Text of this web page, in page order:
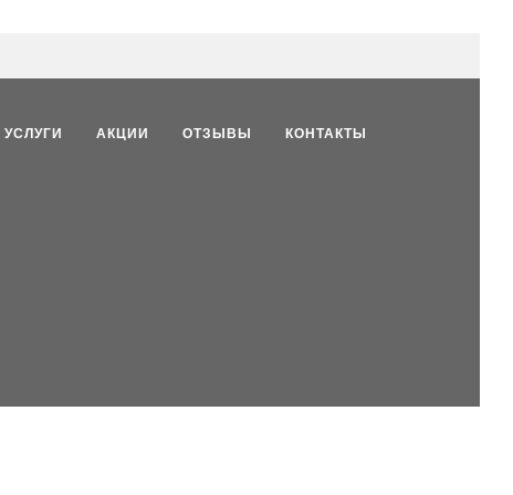
УСЛУГИ АКЦИИ ОТЗЫВЫ КОНТАКТЫ